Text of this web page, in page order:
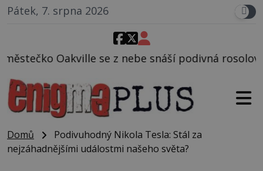
Pátek, 7. srpna 2026
se z nebe snáší podivná rosolovitá látka
Domů
Podivuhodný Nikola Tesla: Stál za
nejzáhadnějšími událostmi našeho světa?